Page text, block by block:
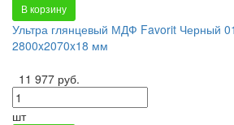
В корзину
Ультра глянцевый МДФ Favorit Черный
2800x2070x18 мм
11 977 руб.
шт